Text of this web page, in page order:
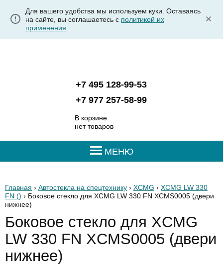
Для вашего удобства мы используем куки. Оставаясь
на сайте, вы соглашаетесь с политикой их
применения
+7 495 128-99-53
+7 977 257-58-99
В корзине
нет товаров
МЕНЮ
Главная › Автостекла на спецтехнику › XCMG › XCMG LW 330
FN () › Боковое стекло для XCMG LW 330 FN XCMS0005 (двери
нижнее)
Боковое стекло для XCMG
LW 330 FN XCMS0005 (двери
нижнее)